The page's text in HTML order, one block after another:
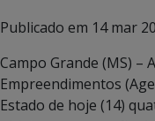
Publicado em 14 mar
Campo Grande (MS) –
Empreendimentos
Estado de hoje (14)